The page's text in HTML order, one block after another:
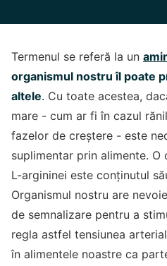
Termenul se referă la un
organismul nostru îl poate
altele. Cu toate acestea,
mare - cum ar fi în cazul
fazelor de creștere - este
suplimentar prin alimente.
L-argininei este conținutul
Organismul nostru are
de semnalizare pentru a
regla astfel tensiunea
în alimentele noastre ca